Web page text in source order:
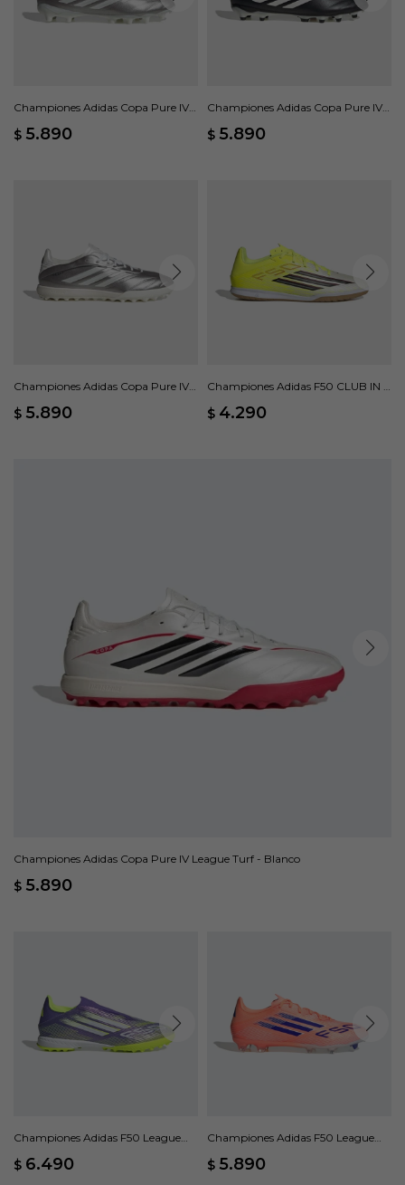
Championes Adidas Copa Pure IV
$ 5.890
Championes Adidas Copa Pure IV
$ 5.890
Championes Adidas Copa Pure IV
$ 5.890
Championes Adidas F50 CLUB IN -
$ 4.290
Championes Adidas Copa Pure IV League Turf - Blanco
$ 5.890
Championes Adidas F50 League
$ 6.490
Championes Adidas F50 League
Naranja
$ 5.890